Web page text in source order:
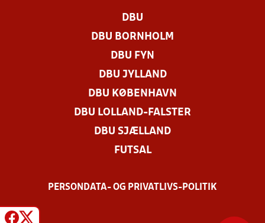
DBU
DBU BORNHOLM
DBU FYN
DBU JYLLAND
DBU KØBENHAVN
DBU LOLLAND-FALSTER
DBU SJÆLLAND
FUTSAL
PERSONDATA- OG PRIVATLIVS-POLITIK